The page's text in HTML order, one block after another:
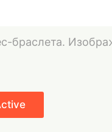
браслета.